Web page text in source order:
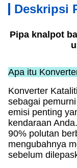
Deskripsi
Pipa knalpot
Apa itu
Konverter
sebagai
emisi penting
kendaraan
90% polutan
mengubahnya
sebelum